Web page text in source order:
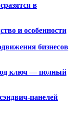
в
и особенности
бизнесов
ключ — полный
панелей